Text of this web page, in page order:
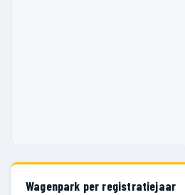
Wagenpark per registratiejaar